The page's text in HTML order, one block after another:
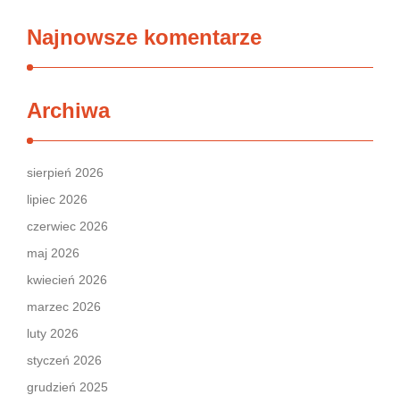
Najnowsze komentarze
Archiwa
sierpień 2026
lipiec 2026
czerwiec 2026
maj 2026
kwiecień 2026
marzec 2026
luty 2026
styczeń 2026
grudzień 2025